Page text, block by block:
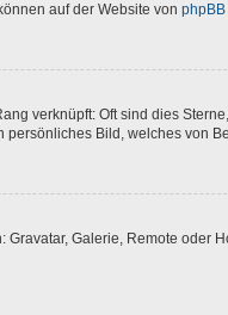
auf der Website von phpBB
verknüpft: Oft sind dies
Bild, welches von
Galerie, Remote